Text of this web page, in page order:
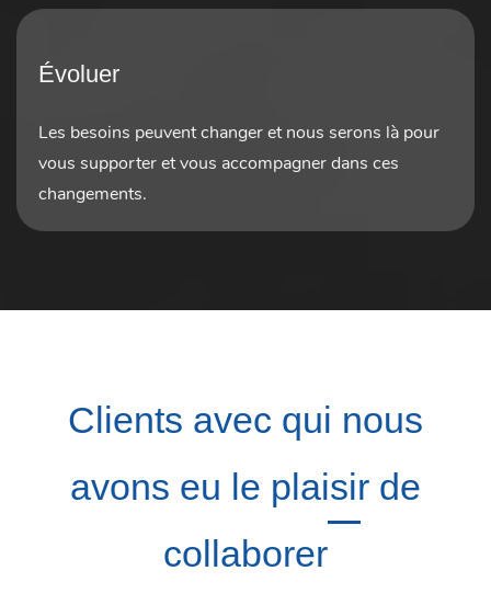
Évoluer
Les besoins peuvent changer et nous serons là pour
vous supporter et vous accompagner dans ces
changements.
Clients avec qui nous
avons eu le plaisir de
collaborer